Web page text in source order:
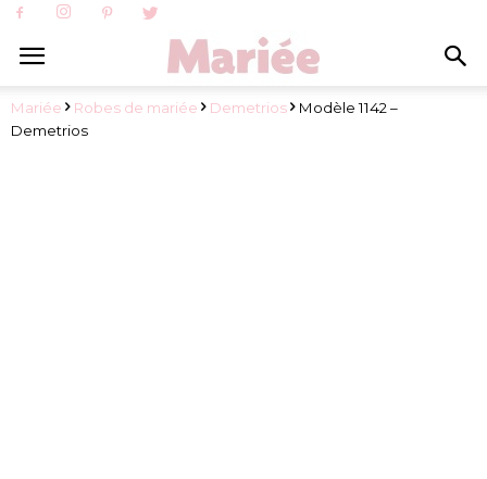
Mariée Robes de mariée Demetrios
Modèle 1142 –
Demetrios